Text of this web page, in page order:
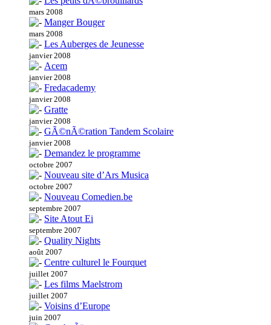
mars 2008
Manger Bouger
mars 2008
Les Auberges de Jeunesse
janvier 2008
Acem
janvier 2008
Fredacademy
janvier 2008
Gratte
janvier 2008
GÃ©nÃ©ration Tandem Scolaire
janvier 2008
Demandez le programme
octobre 2007
Nouveau site d’Ars Musica
octobre 2007
Nouveau Comedien.be
septembre 2007
Site Atout Ei
septembre 2007
Quality Nights
août 2007
Centre culturel le Fourquet
juillet 2007
Les films Maelstrom
juillet 2007
Voisins d’Europe
juin 2007